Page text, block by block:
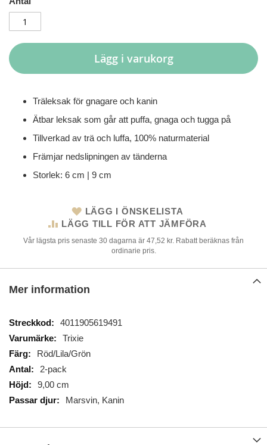
Lägg i varukorg
Träleksak för gnagare och kanin
Ätbar leksak som går att puffa, gnaga och tugga på
Tillverkad av trä och luffa, 100% naturmaterial
Främjar nedslipningen av tänderna
Storlek: 6 cm | 9 cm
LÄGG I ÖNSKELISTA
LÄGG TILL FÖR ATT JÄMFÖRA
Vår lägsta pris senaste 30 dagarna är 47,52 kr. Rabatt beräknas från
ordinarie pris.
Mer information
Mer
information
4011905619491
Trixie
Röd/Lila/Grön
2-pack
9,00 cm
Marsvin, Kanin